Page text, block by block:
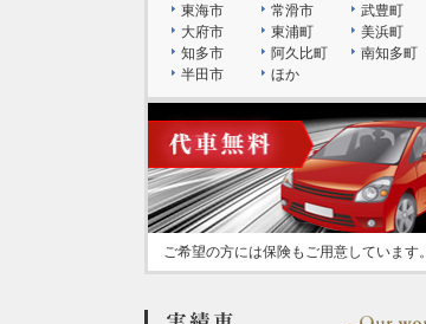
東海市 常滑市
武豊町
大府市
東浦町
美浜町
知多市
阿久比町
南知多町
半田市
ほか
ご希望の方には保険もご用意しています。